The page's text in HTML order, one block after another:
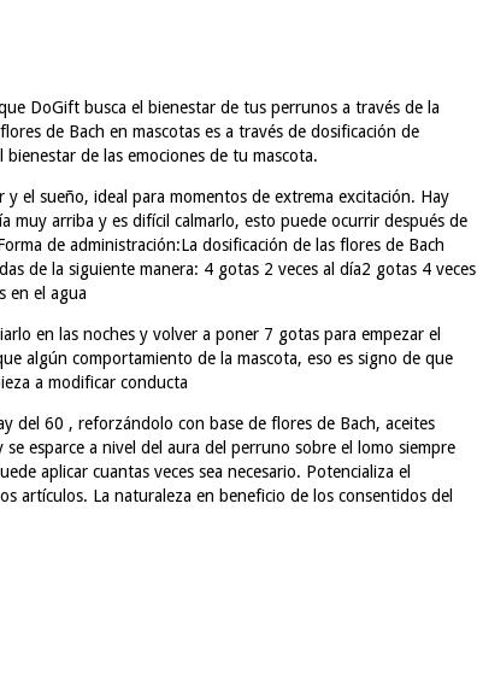
DoGift busca el bienestar de tus perrunos a través de la
de Bach en mascotas es a través de dosificación de
de las emociones de tu mascota.
y el sueño, ideal para momentos de extrema excitación. Hay
arriba y es difícil calmarlo, esto puede ocurrir después de
de administración:La dosificación de las flores de Bach
de la siguiente manera: 4 gotas 2 veces al día2 gotas 4 veces
en el agua
en las noches y volver a poner 7 gotas para empezar el
algún comportamiento de la mascota, eso es signo de que
a modificar conducta
del 60 , reforzándolo con base de flores de Bach, aceites
esparce a nivel del aura del perruno sobre el lomo siempre
aplicar cuantas veces sea necesario. Potencializa el
artículos. La naturaleza en beneficio de los consentidos del